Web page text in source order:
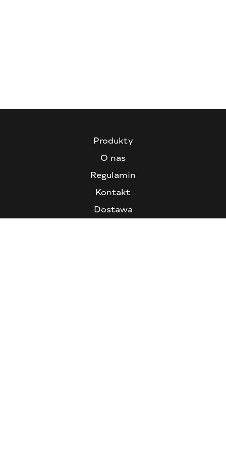
Produkty
O nas
Regulamin
Kontakt
Dostawa